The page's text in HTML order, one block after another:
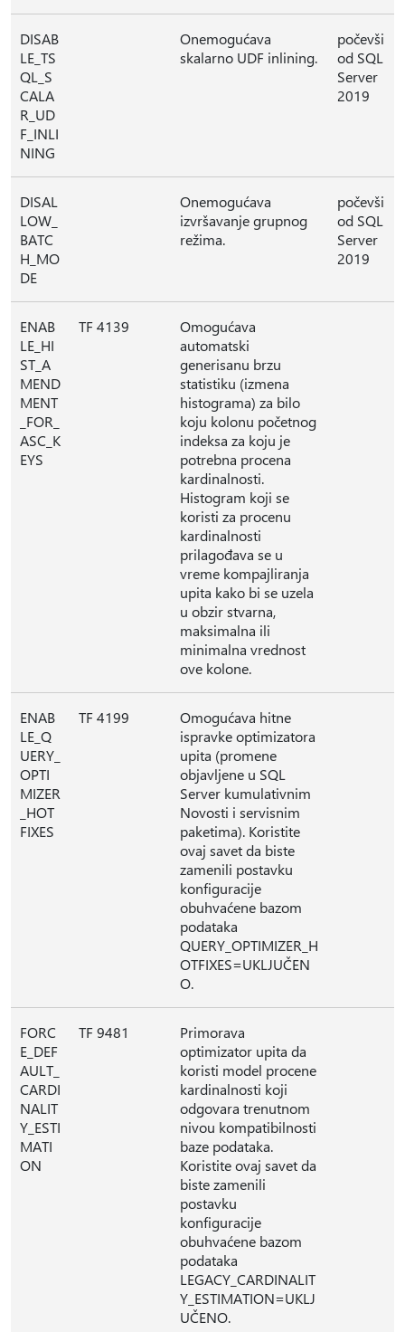
DISAB
LE_TS
QL_S
CALA
R_UD
F_INLI
NING
Onemogućava
skalarno UDF inlining.
počevši
od SQL
Server
2019
DISAL
LOW_
BATC
H_MO
DE
Onemogućava
izvršavanje grupnog
režima.
počevši
od SQL
Server
2019
ENAB
LE_HI
ST_A
MEND
MENT
_FOR_
ASC_K
EYS
TF 4139
Omogućava
automatski
generisanu brzu
statistiku (izmena
histograma) za bilo
koju kolonu početnog
indeksa za koju je
potrebna procena
kardinalnosti.
Histogram koji se
koristi za procenu
kardinalnosti
prilagođava se u
vreme kompajliranja
upita kako bi se uzela
u obzir stvarna,
maksimalna ili
minimalna vrednost
ove kolone.
ENAB
LE_Q
UERY_
OPTI
MIZER
_HOT
FIXES
TF 4199
Omogućava hitne
ispravke optimizatora
upita (promene
objavljene u SQL
Server kumulativnim
Novosti i servisnim
paketima). Koristite
ovaj savet da biste
zamenili postavku
konfiguracije
obuhvaćene bazom
podataka
QUERY_OPTIMIZER_H
OTFIXES=UKLJUČEN
O.
FORC
E_DEF
AULT_
CARDI
NALIT
Y_ESTI
MATI
ON
TF 9481
Primorava
optimizator upita da
koristi model procene
kardinalnosti koji
odgovara trenutnom
nivou kompatibilnosti
baze podataka.
Koristite ovaj savet da
biste zamenili
postavku
konfiguracije
obuhvaćene bazom
podataka
LEGACY_CARDINALIT
Y_ESTIMATION=UKLJ
UČENO.